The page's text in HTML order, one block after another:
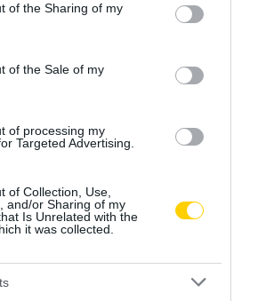
or usage behaviour. You may click to
to Google and its third-party tags to
specified purposes in below Google
of the Sharing of my
of the Sale of my
of processing my
Targeted Advertising.
of Collection, Use,
and/or Sharing of my
Is Unrelated with the
it was collected.